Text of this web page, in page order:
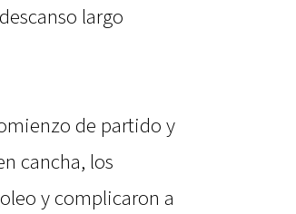
largo
de partido y
cancha, los
y complicaron a